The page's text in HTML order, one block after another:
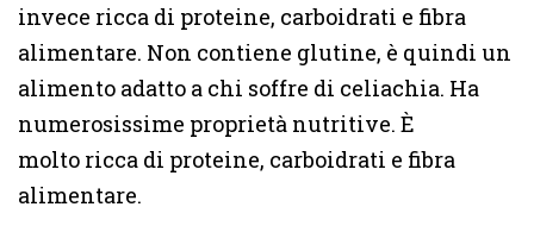
invece ricca di proteine, carboidrati e fibra
alimentare. Non contiene glutine, è quindi un
alimento adatto a chi soffre di celiachia. Ha
numerosissime proprietà nutritive. È
molto ricca di proteine, carboidrati e fibra
alimentare.